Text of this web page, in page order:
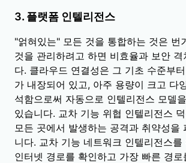
3. 플랫폼 인텔리전스
"얽혀있는" 모든 것을 통합하는 것은 번
것을 관리하려고 하면 비효율과 보안 격
다. 클라우드 연결성은 그 기초 수준부
가 내장되어 있고, 아주 용량이 크고 다
석함으로써 자동으로 인텔리전스 모델
있습니다. 교차 기능 위협 인텔리전스
모든 곳에서 발생하는 공격과 취약성을
니다. 교차 기능 네트워크 인텔리전스를
인터넷 경로를 확인하고 가장 빠른 경